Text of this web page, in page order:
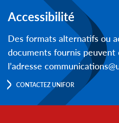
Accessibilité
Des formats alternatifs ou
documents fournis peuvent
l’adresse
CONTACTEZ UNIFOR